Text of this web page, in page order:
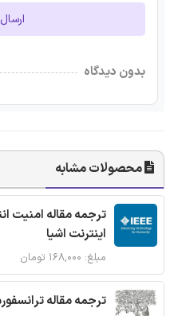
بدون دیدگاه
محصولات مشابه
اینترنت اشیا
مبلغ: ۱۶۸,۰۰۰ تومان
ترجمه مقاله